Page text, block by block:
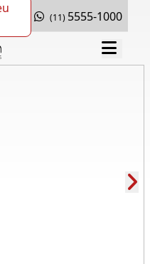
(11) 5555-1000